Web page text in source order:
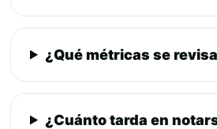
¿Qué métricas se
¿Cuánto tarda en